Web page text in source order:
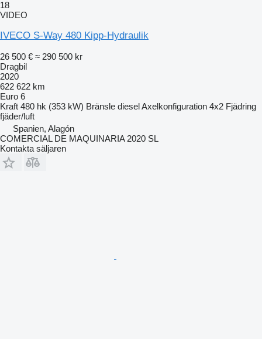
18
VIDEO
IVECO S-Way 480 Kipp-Hydraulik
26 500 € ≈ 290 500 kr
Dragbil
2020
622 622 km
Euro 6
Kraft 480 hk (353 kW) Bränsle dieselAxelkonfiguration 4x2 Fjädring
fjäder/luft
Spanien, Alagón
COMERCIAL DE MAQUINARIA 2020 SL
Kontakta säljaren